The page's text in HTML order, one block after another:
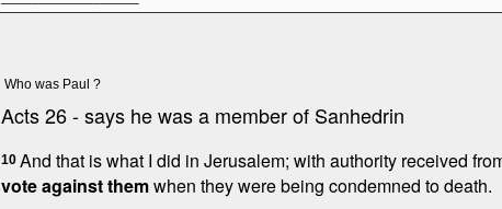
Who was Paul ?
Acts 26 - says he was a member of Sanhedrin
10 And that is what I did in Jerusalem; with authority received
vote against themwhen they were being condemned to death.